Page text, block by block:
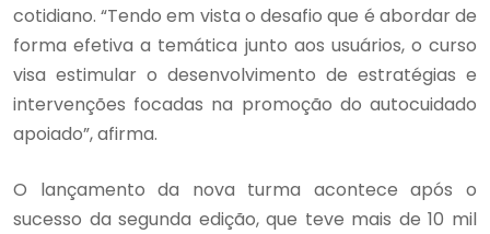
cotidiano. “Tendo em vista o desafio que é abordar de
forma efetiva a temática junto aos usuários, o curso
visa estimular o desenvolvimento de estratégias e
intervenções focadas na promoção do autocuidado
apoiado”, afirma.
O lançamento da nova turma acontece após o
sucesso da segunda edição, que teve mais de 10 mil